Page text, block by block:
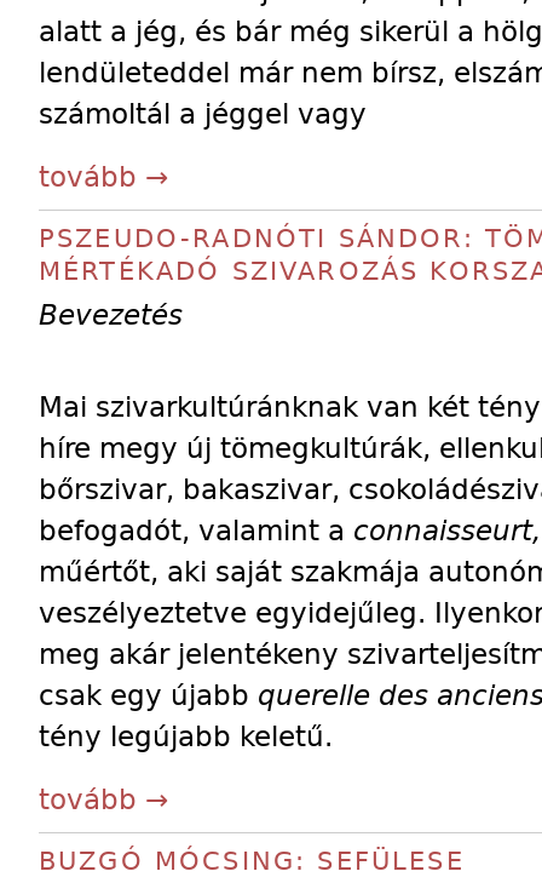
alatt a jég, és bár még sikerül a
lendületeddel már nem bírsz,
számoltál a jéggel vagy
tovább →
PSZEUDO-RADNÓTI SÁNDOR:
MÉRTÉKADÓ SZIVAROZÁS
Bevezetés
Mai szivarkultúránknak van két
híre megy új tömegkultúrák,
bőrszivar, bakaszivar,
befogadót, valamint a
műértőt, aki saját szakmája
veszélyeztetve egyidejűleg.
meg akár jelentékeny
csak egy újabb querelle des
tény legújabb keletű.
tovább →
BUZGÓ MÓCSING: SEFÜLESE